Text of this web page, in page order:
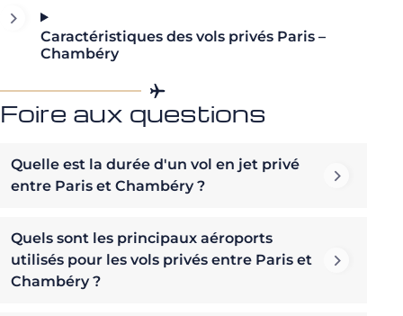
Caractéristiques des vols privés Paris –
Chambéry
Foire aux questions
Quelle est la durée d'un vol en jet privé
entre Paris et Chambéry ?
Quels sont les principaux aéroports
utilisés pour les vols privés entre Paris et
Chambéry ?